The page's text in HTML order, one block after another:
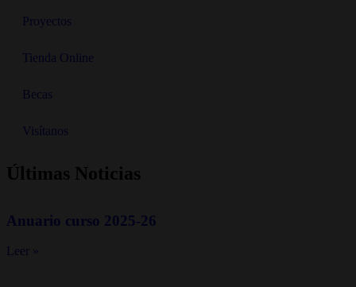
Proyectos
Tienda Online
Becas
Visítanos
Últimas Noticias
Anuario curso 2025-26
Leer »